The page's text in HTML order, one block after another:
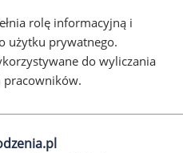
rolę informacyjną i
użytku prywatnego.
do wyliczania
pracowników.